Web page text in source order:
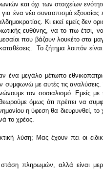
και όχι των στοιχείων
ένα νέο συνασπισμό
Κι εκεί εμείς δεν
ευθύνης, να το πω
που βάζουν λουκέτο στα
Το ζήτημα λοιπόν
ένα μεγάλο μέτωπο
με αυτές τις
τον σοσιαλισμό. Εμείς
όμως ότι πρέπει να
η ύφεση θα διευρυνθεί,
το χρέος.
λύση; Μας έχουν πει οι
πληρωμών, αλλά είναι